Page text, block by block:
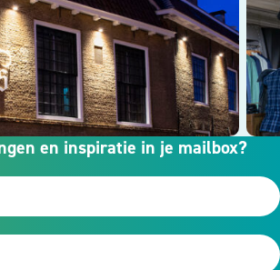
en inspiratie in je mailbox?